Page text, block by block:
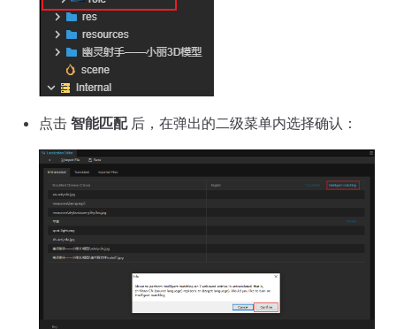
点击 智能匹配后，在弹出的二级菜单内选择确认：